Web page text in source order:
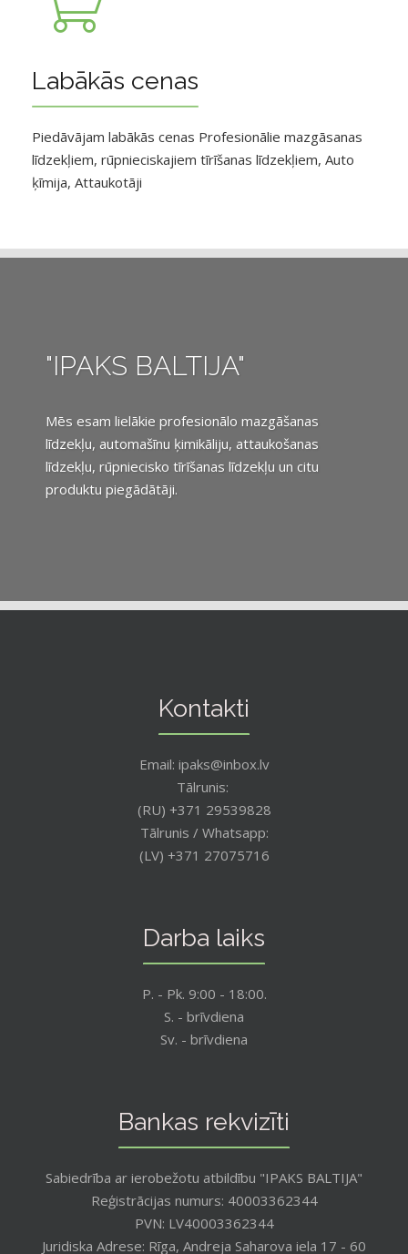
Labākās cenas
Piedāvājam labākās cenas Profesionālie mazgāsanas
līdzekļiem, rūpnieciskajiem tīrīšanas līdzekļiem, Auto
ķīmija, Attaukotāji
"IPAKS BALTIJA"
Mēs esam lielākie profesionālo mazgāšanas
līdzekļu, automašīnu ķimikāliju, attaukošanas
līdzekļu, rūpniecisko tīrīšanas līdzekļu un citu
produktu piegādātāji.
Kontakti
Email: ipaks@inbox.lv
Tālrunis:
(RU) +371 29539828
Tālrunis / Whatsapp:
(LV) +371 27075716
Darba laiks
P. - Pk. 9:00 - 18:00.
S. - brīvdiena
Sv. - brīvdiena
Bankas rekvizīti
Sabiedrība ar ierobežotu atbildību "IPAKS BALTIJA"
Reģistrācijas numurs: 40003362344
PVN: LV40003362344
Juridiska Adrese: Rīga, Andreja Saharova iela 17 - 60